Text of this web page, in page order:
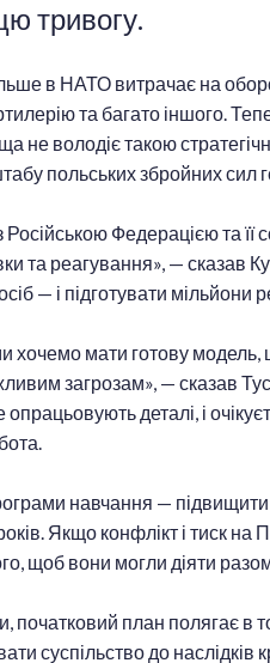
тривогу.
в НАТО витрачає на
та багато іншого.
не володіє такою
польських збройних сил
Російською Федерацією та
та реагування», — сказав
— і підготувати мільйони
хочемо мати готову
загрозам», — сказав
опрацьовують деталі, і
навчання — підвищити
Якщо конфлікт і тиск
щоб вони могли діяти
початковий план полягає в
суспільство до